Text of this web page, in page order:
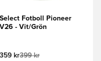
Select Fotboll Pioneer
V26 - Vit/Grön
359 kr399 kr